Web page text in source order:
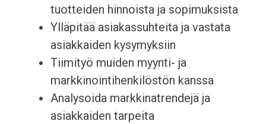
tuotteiden hinnoista ja sopimuksista
Ylläpitää asiakassuhteita ja vastata
asiakkaiden kysymyksiin
Tiimityö muiden myynti- ja
markkinointihenkilöstön kanssa
Analysoida markkinatrendejä ja
asiakkaiden tarpeita